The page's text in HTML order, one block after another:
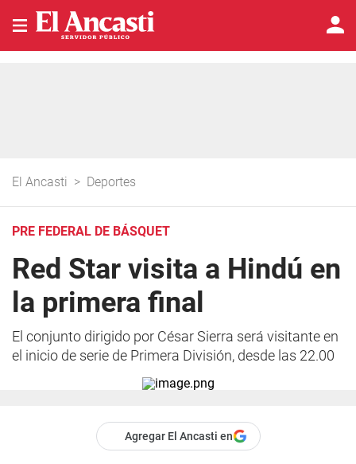
El Ancasti > Deportes
PRE FEDERAL DE BÁSQUET
Red Star visita a Hindú en
la primera final
El conjunto dirigido por César Sierra será visitante en
el inicio de serie de Primera División, desde las 22.00
Agregar El Ancasti en